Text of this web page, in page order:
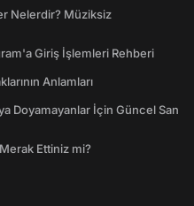
Nelerdir? Müziksiz
Giriş İşlemleri Rehberi
Anlamları
Doyamayanlar İçin Güncel San
Ettiniz mi?